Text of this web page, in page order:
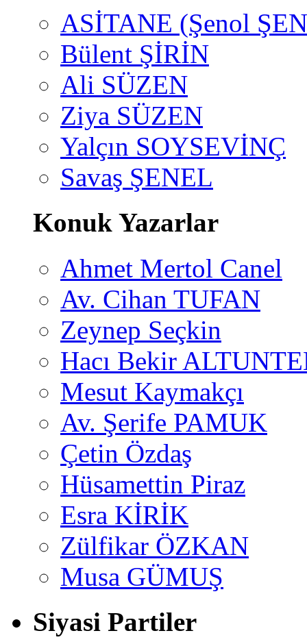
ASİTANE (Şenol
Bülent ŞİRİN
Ali SÜZEN
Ziya SÜZEN
Yalçın SOYSEVİNÇ
Savaş ŞENEL
Konuk Yazarlar
Ahmet Mertol Canel
Av. Cihan TUFAN
Zeynep Seçkin
Hacı Bekir
Mesut Kaymakçı
Av. Şerife PAMUK
Çetin Özdaş
Hüsamettin Piraz
Esra KİRİK
Zülfikar ÖZKAN
Musa GÜMUŞ
Siyasi Partiler